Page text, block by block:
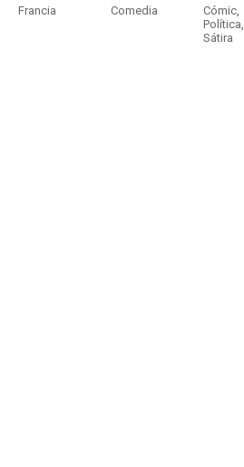
Francia Comedia Cómic,
Política,
Sátira